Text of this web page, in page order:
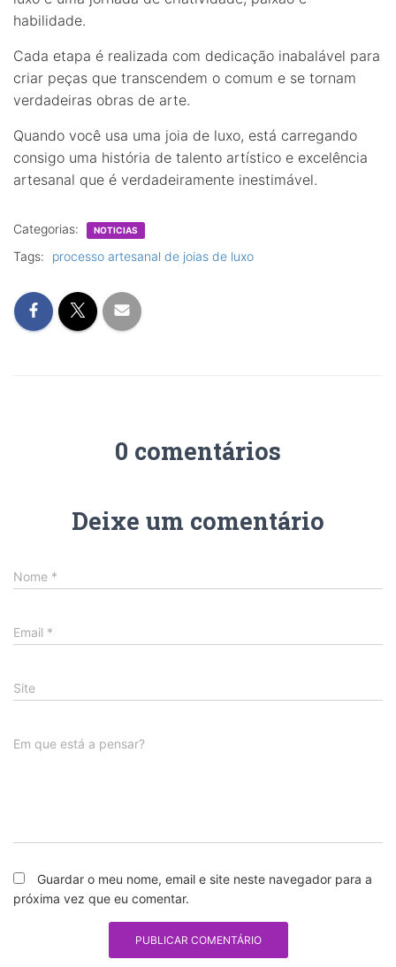
habilidade.
Cada etapa é realizada com dedicação inabalável para
criar peças que transcendem o comum e se tornam
verdadeiras obras de arte.
Quando você usa uma joia de luxo, está carregando
consigo uma história de talento artístico e excelência
artesanal que é verdadeiramente inestimável.
Categorias: NOTICIAS
Tags: processo artesanal de joias de luxo
0 comentários
Deixe um comentário
Nome *
Email *
Site
Em que está a pensar?
Guardar o meu nome, email e site neste navegador para a
próxima vez que eu comentar.